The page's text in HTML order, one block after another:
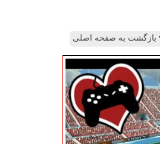
بازگشت به صفحه اصلی